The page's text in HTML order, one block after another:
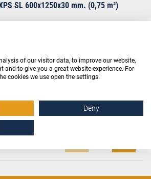
SL 600x1250x30 mm. (0,75 m²)
of our visitor data, to improve our website,
and to give you a great website experience. For
cookies we use open the settings.
Deny